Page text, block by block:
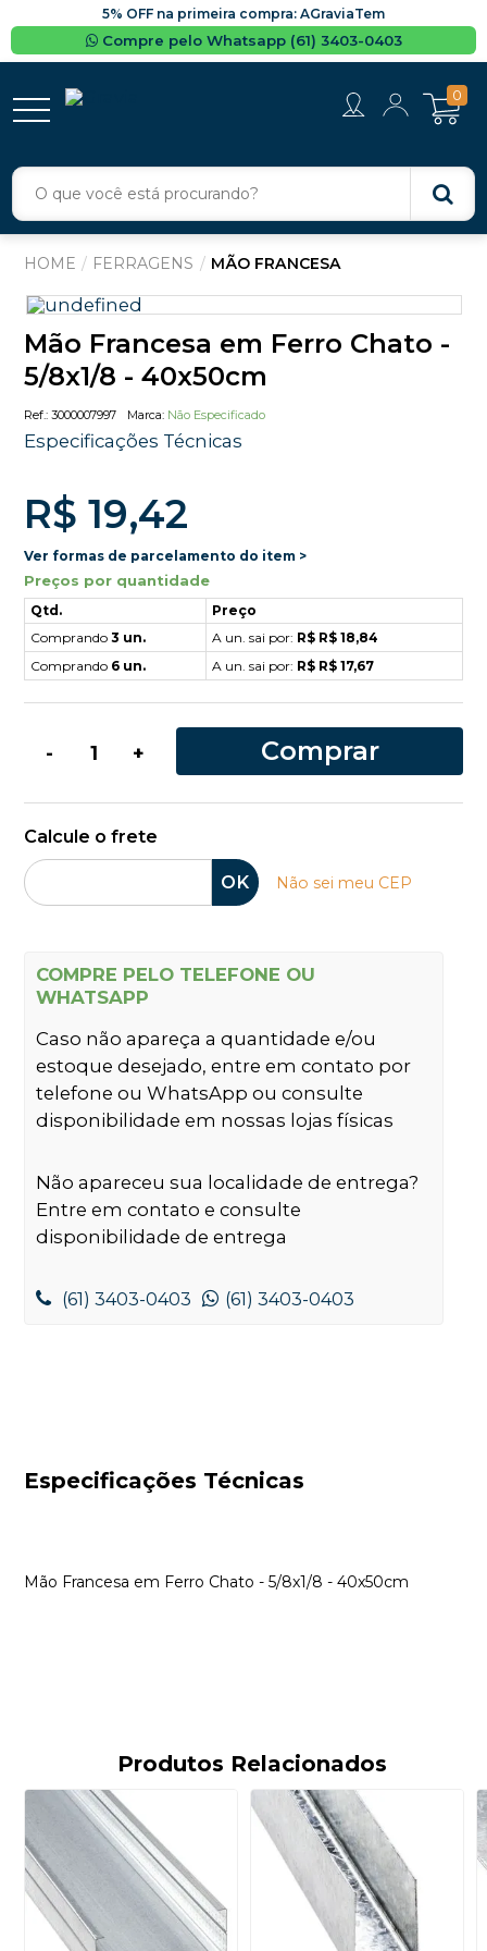
5% OFF na primeira compra: AGraviaTem
Compre pelo Whatsapp (61) 3403-0403
0
FERRAGENS MÃO FRANCESA
Mão Francesa em Ferro Chato -
5/8x1/8 - 40x50cm
3000007997 Não Especificado
Especificações Técnicas
R$ 19,42
Ver formas de parcelamento do item >
Preços por quantidade
Qtd.
Preço
Comprando 3 un. A un. sai por: R$ R$ 18,84
Comprando 6 un. A un. sai por: R$ R$ 17,67
- + Comprar
Calcule o frete
OK Não sei meu CEP
COMPRE PELO TELEFONE OU
WHATSAPP
Caso não apareça a quantidade e/ou
estoque desejado, entre em contato por
telefone ou WhatsApp ou consulte
disponibilidade em nossas lojas físicas
Não apareceu sua localidade de entrega?
Entre em contato e consulte
disponibilidade de entrega
(61) 3403-0403 (61) 3403-0403
Especificações Técnicas
Mão Francesa em Ferro Chato - 5/8x1/8 - 40x50cm
Produtos Relacionados